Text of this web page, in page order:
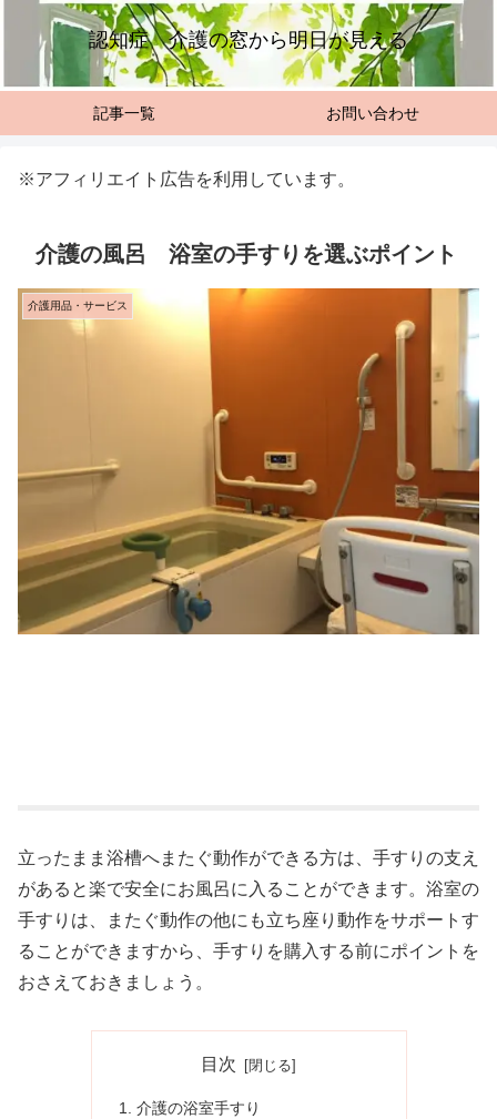
認知症 介護の窓から明日が見える
記事一覧 お問い合わせ
※アフィリエイト広告を利用しています。
介護の風呂 浴室の手すりを選ぶポイント
介護用品・サービス
立ったまま浴槽へまたぐ動作ができる方は、手すりの支え
があると楽で安全にお風呂に入ることができます。浴室の
手すりは、またぐ動作の他にも立ち座り動作をサポートす
ることができますから、手すりを購入する前にポイントを
おさえておきましょう。
目次
介護の浴室手すり